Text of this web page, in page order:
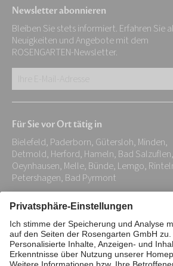
Newsletter abonnieren
Bleiben Sie stets informiert. Erfahren Sie
Neuigkeiten und Angebote mit dem
ROSENGARTEN-Newsletter.
E-
Adresse:
*
Für Sie vor Ort tätig in
Bielefeld, Paderborn, Gütersloh, Minden,
Detmold, Herford, Hameln, Bad
Oeynhausen, Melle, Bünde, Lemgo,
Petershagen, Bad Pyrmont
Impressum Datenschutz
Interne Meldestelle
Zahlungsmittel